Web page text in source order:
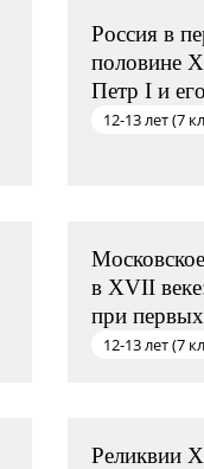
Россия в
половине
Петр I и
12-13 лет (7
в XVII
при
12-13 лет (7
Реликвии